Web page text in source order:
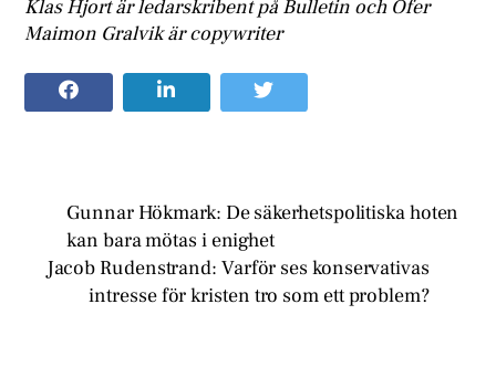
Klas Hjort är ledarskribent på Bulletin och Ofer
Maimon Gralvik är copywriter
Gunnar Hökmark: De säkerhetspolitiska hoten
kan bara mötas i enighet
Jacob Rudenstrand: Varför ses konservativas
intresse för kristen tro som ett problem?